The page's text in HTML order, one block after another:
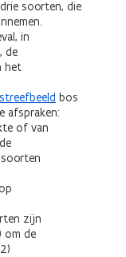
soorten, die
in
de
het
bos
afspraken:
of van
zijn
om de